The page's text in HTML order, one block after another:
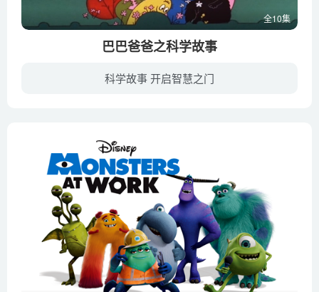
全10集
巴巴爸爸之科学故事
科学故事 开启智慧之门